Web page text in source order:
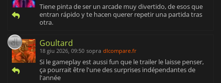
Tiene pinta de ser un arcade muy divertido, de esos que
entran rápido y te hacen querer repetir una partida tras
otra.
Goultard
18 giu 2026, 09:50 sopra dlcompare.fr
Si le gameplay est aussi fun que le trailer le laisse penser,
ça pourrait être l'une des surprises indépendantes de
l'année